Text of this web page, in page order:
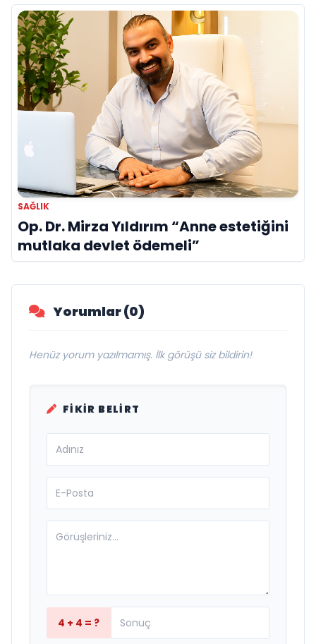
SAĞLIK
Op. Dr. Mirza Yıldırım “Anne estetiğini
mutlaka devlet ödemeli”
Yorumlar (0)
Henüz yorum yazılmamış. İlk görüşü siz bildirin!
FIKIR BELIRT
4 + 4 = ?